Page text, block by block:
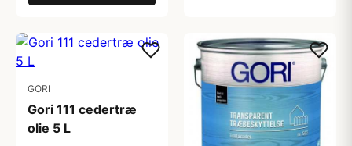
GORI
Gori 111 cedertræ
olie 5 L